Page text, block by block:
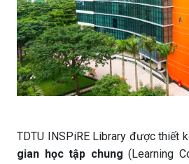
TDTU INSPiRE Library được thiết
gian học tập chung (Learning